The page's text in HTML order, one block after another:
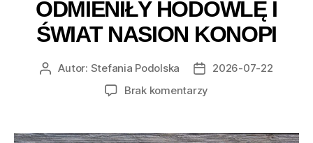
ODMIENIŁY HODOWLĘ I
ŚWIAT NASION KONOPI
AutorAutor: Stefania Podolska
Data2026-07-22
Brak komentarzy
odmian